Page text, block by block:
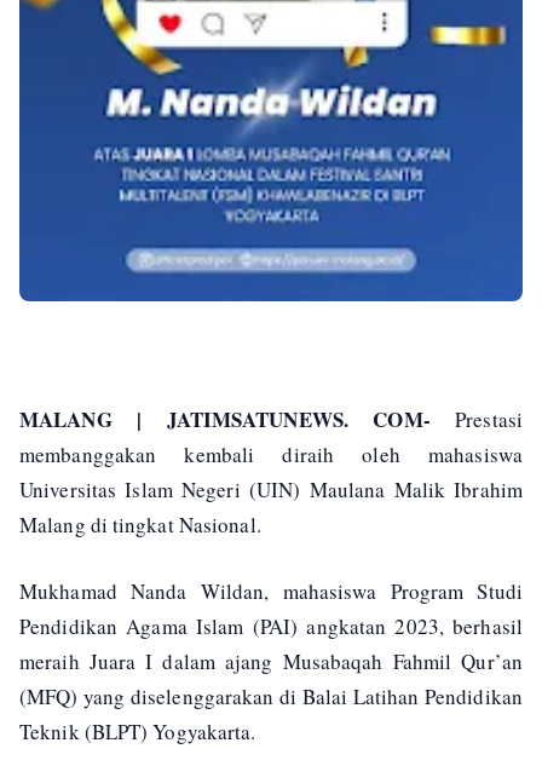
MALANG | JATIMSATUNEWS. COM- Prestasi
membanggakan kembali diraih oleh mahasiswa
Universitas Islam Negeri (UIN) Maulana Malik Ibrahim
Malang di tingkat Nasional.
Mukhamad Nanda Wildan, mahasiswa Program Studi
Pendidikan Agama Islam (PAI) angkatan 2023, berhasil
meraih Juara I dalam ajang Musabaqah Fahmil Qur’an
(MFQ) yang diselenggarakan di Balai Latihan Pendidikan
Teknik (BLPT) Yogyakarta.